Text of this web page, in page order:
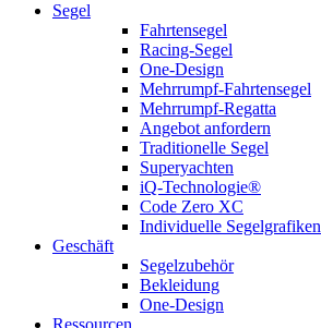
Segel
Fahrtensegel
Racing-Segel
One-Design
Mehrrumpf-Fahrtensegel
Mehrrumpf-Regatta
Angebot anfordern
Traditionelle Segel
Superyachten
iQ-Technologie®
Code Zero XC
Individuelle Segelgrafiken
Geschäft
Segelzubehör
Bekleidung
One-Design
Ressourcen